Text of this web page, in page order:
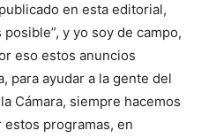
en esta editorial,
y yo soy de campo,
eso estos anuncios
para ayudar a la gente del
Cámara, siempre hacemos
programas, en